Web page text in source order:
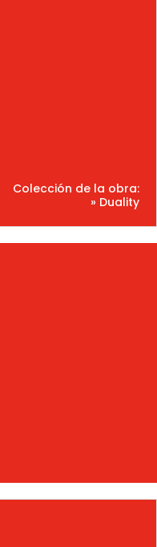
Colección de la obra:
» Duality